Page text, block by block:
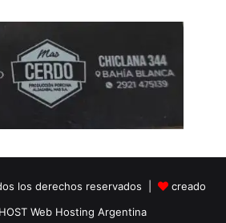
los derechos reservados |
creado
Web Hosting Argentina